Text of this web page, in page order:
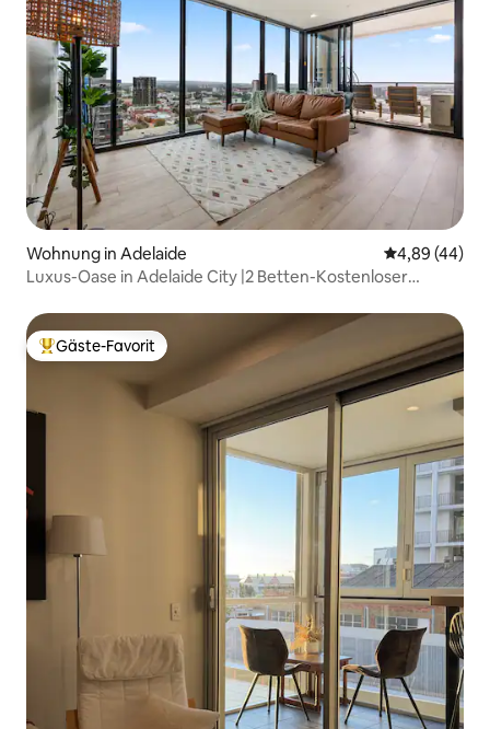
Wohnung in Adelaide
4,89 (44)
Luxus-Oase in Adelaide City |2 Betten-Kostenloser
Beliebter Gäste-Favorit.
Gäste-Favorit